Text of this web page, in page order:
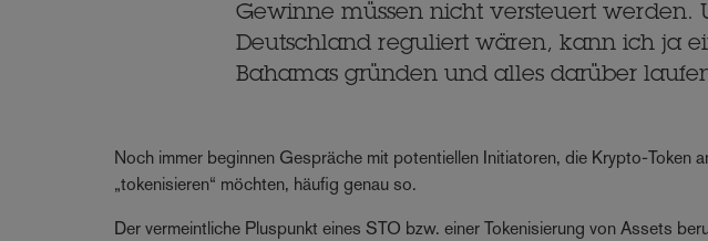
Gewinne müssen nicht versteuert werden.
Deutschland reguliert wären, kann ich ja
Bahamas gründen und alles darüber
Noch immer beginnen Gespräche mit potentiellen Initiatoren, die Krypto-Token
„tokenisieren“ möchten, häufig genau so.
Der vermeintliche Pluspunkt eines STO bzw. einer Tokenisierung von Assets